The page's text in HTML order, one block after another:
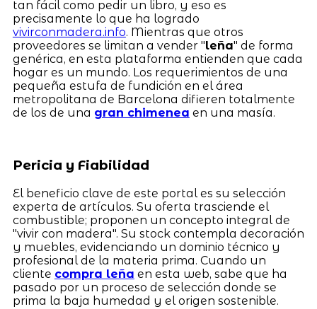
tan fácil como pedir un libro, y eso es
precisamente lo que ha logrado
vivirconmadera.info. Mientras que otros
proveedores se limitan a vender "leña" de forma
genérica, en esta plataforma entienden que cada
hogar es un mundo. Los requerimientos de una
pequeña estufa de fundición en el área
metropolitana de Barcelona difieren totalmente
de los de una gran chimenea en una masía.
Pericia y Fiabilidad
El beneficio clave de este portal es su selección
experta de artículos. Su oferta trasciende el
combustible; proponen un concepto integral de
"vivir con madera". Su stock contempla decoración
y muebles, evidenciando un dominio técnico y
profesional de la materia prima. Cuando un
cliente compra leña en esta web, sabe que ha
pasado por un proceso de selección donde se
prima la baja humedad y el origen sostenible.